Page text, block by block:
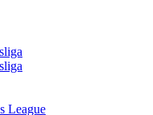
League